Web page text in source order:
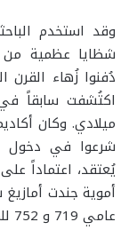
شظايا عظمية من
ميلادي. وكان
شرعوا في دخول
يُعتقد، اعتماداً
أموية جندت
عامي 719 و 752 للميلاد.